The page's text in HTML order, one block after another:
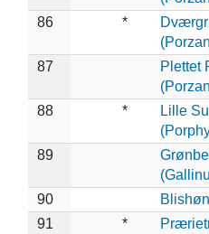
86 *
87
Plettet
88 *
Lille
89
90
91
*